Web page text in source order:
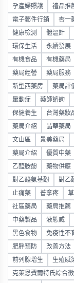
孕產婦照護 禮品推
電子郵件行銷 杏一
健康檢測 體溫計
環保生活 永續發展
有機食品 有機藥局
藥局經營 藥局服務
新型西藥房 藥局評
暈動症 藥師諮詢
保健養生 台灣藥妝
藥局介紹 晶華藥局
文山區 景美藥局
藥局介紹 優質中藥
乙醯胺酚 藥物供應
對乙醯氨基酚 對乙
止痛藥 普拿疼
社區藥局 藥局推薦
中藥製品 液態威
黑色食物 免疫性不
肥胖預防 改善方法
前列腺增生 生殖感
克萊恩費爾特氏綜合徵